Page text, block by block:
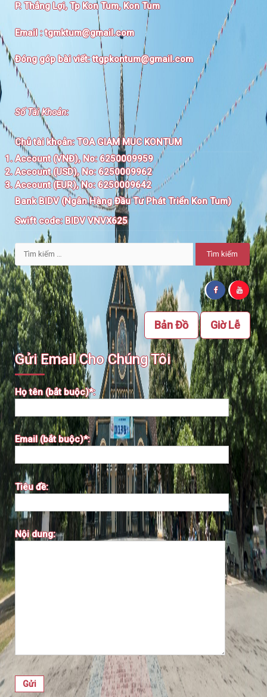
P. Thắng Lợi, Tp Kon Tum, Kon Tum
Email :tgmktum@gmail.com
Đóng góp bài viết:ttgpkontum@gmail.com
Số Tài Khoản:
Chủ tài khoản:TOA GIAM MUC KONTUM
Account (VNĐ), No: 6250009959
Account (USD), No: 6250009962
Account (EUR), No: 6250009642
Bank BIDV (Ngân Hàng Đầu Tư Phát Triển Kon Tum)
Swift code:BIDV VNVX625
Tìm
kiếm
cho:
Giờ Lễ
Bản Đồ
Gửi Email Cho Chúng Tôi
Họ tên (bắt buộc)*:
Email (bắt buộc)*:
Tiêu đề:
Nội dung: